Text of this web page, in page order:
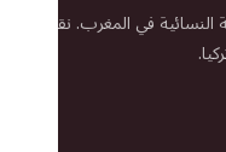
النسائية في المغرب. نقدم لكم